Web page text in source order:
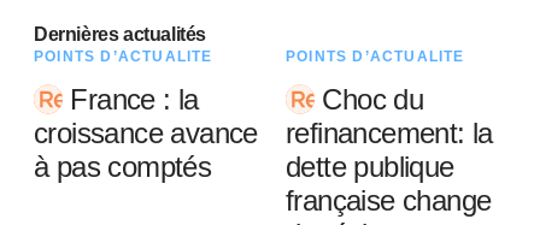
Dernières actualités
POINTS D’ACTUALITÉ
France : la
croissance avance
à pas comptés
POINTS D’ACTUALITÉ
Choc du
refinancement: la
dette publique
française change